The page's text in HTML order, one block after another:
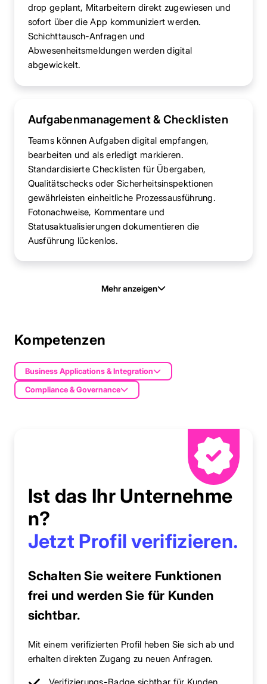
drop geplant, Mitarbeitern direkt zugewiesen und
sofort über die App kommuniziert werden.
Schichttausch-Anfragen und
Abwesenheitsmeldungen werden digital
abgewickelt.
Aufgabenmanagement & Checklisten
Teams können Aufgaben digital empfangen,
bearbeiten und als erledigt markieren.
Standardisierte Checklisten für Übergaben,
Qualitätschecks oder Sicherheitsinspektionen
gewährleisten einheitliche Prozessausführung.
Fotonachweise, Kommentare und
Statusaktualisierungen dokumentieren die
Ausführung lückenlos.
Mehr anzeigen
Kompetenzen
Business Applications & Integration
Compliance & Governance
Ist das Ihr Unternehme
n?
Jetzt Profil verifizieren.
Schalten Sie weitere Funktionen
frei und werden Sie für Kunden
sichtbar.
Mit einem verifizierten Profil heben Sie sich ab und
erhalten direkten Zugang zu neuen Anfragen.
Verifizierungs-Badge sichtbar für Kunden